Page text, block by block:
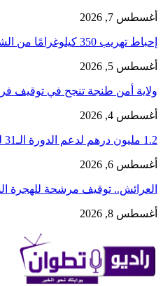
أغسطس 7, 2026
إحباط تهريب 350 كيلوغرامًا من الشيرا محشوة داخل قوالب…
أغسطس 5, 2026
ولاية أمن طنجة تنجح في توقيف
أغسطس 4, 2026
1.2 مليون درهم لدعم الدورة الـ31 لمهرجان تطوان لسينما البحر…
أغسطس 6, 2026
العرائش.. توقيف مرشحة للهجرة
أغسطس 8, 2026